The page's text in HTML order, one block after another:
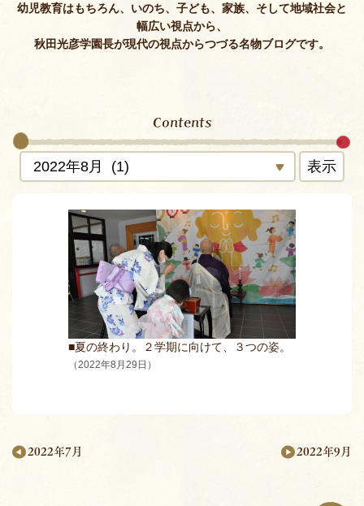
幼児教育はもちろん、いのち、子ども、家族、そして地域社会と
幅広い視点から、
秋田光彦学園長が現代の視点からつづる名物ブログです。
Contents
表示
■夏の終わり。２学期に向けて、３つの姿。
（2022年8月29日）
2022年7月 2022年9月